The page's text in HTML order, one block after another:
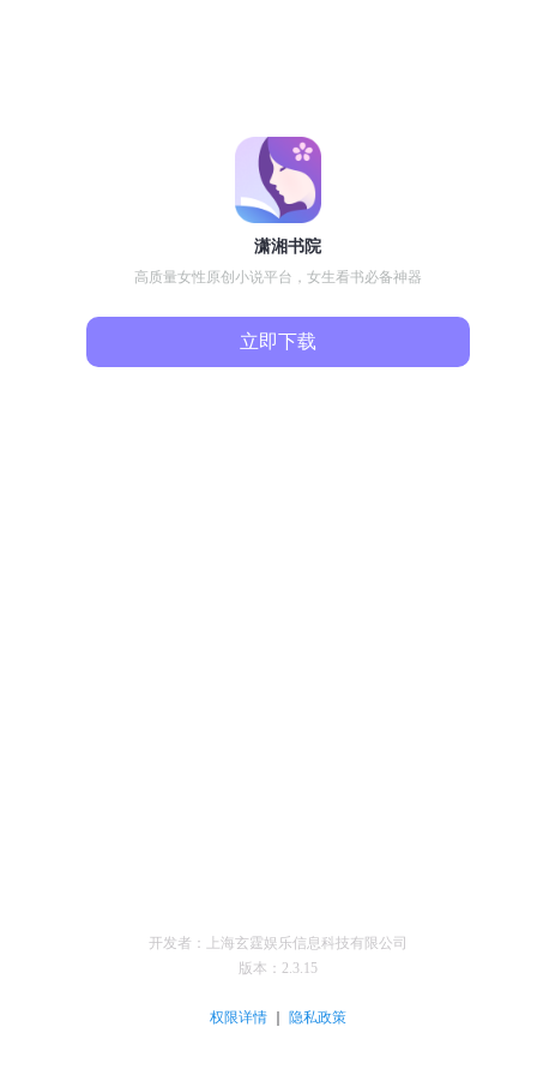
潇湘书院
高质量女性原创小说平台，女生看书必备神器
立即下载
开发者：上海玄霆娱乐信息科技有限公司
版本： 2.3.15
权限详情 ｜ 隐私政策